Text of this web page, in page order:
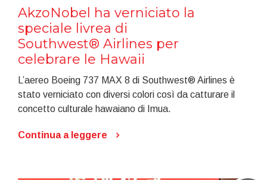
AkzoNobel ha verniciato la
speciale livrea di
Southwest® Airlines per
celebrare le Hawaii
L’aereo Boeing 737 MAX 8 di Southwest® Airlines è
stato verniciato con diversi colori così da catturare il
concetto culturale hawaiano di Imua.
Continua a leggere